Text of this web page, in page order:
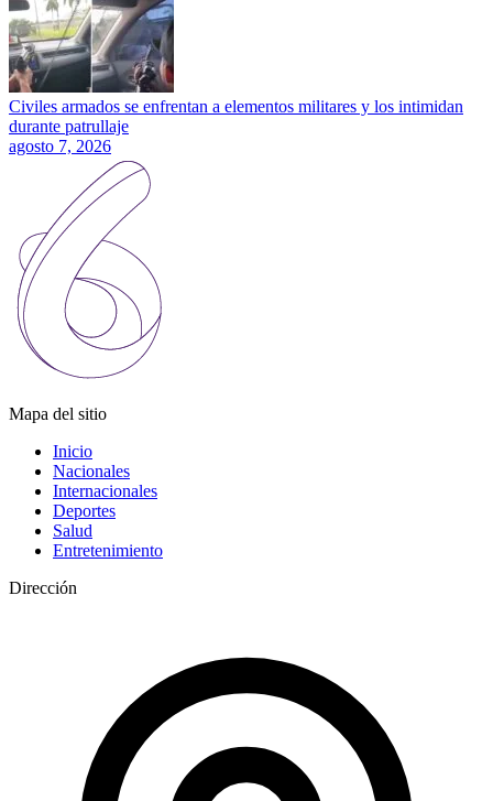
Civiles armados se enfrentan a elementos militares y los intimidan
durante patrullaje
agosto 7, 2026
Mapa del sitio
Inicio
Nacionales
Internacionales
Deportes
Salud
Entretenimiento
Dirección